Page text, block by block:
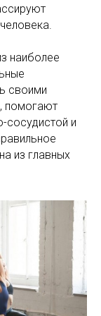
наиболее
своими
помогают
сосудистой и
из главных